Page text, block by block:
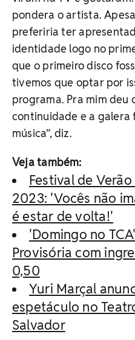
pondera o artista.
preferiria ter
identidade logo no
que o primeiro disco
tivemos que optar por
programa. Pra mim deu
continuidade e a galera
música”, diz.
Veja também:
Festival de
2023: 'Vocês não
é estar de volta!'
'Domingo no
Provisória com
0,50
Yuri Marçal
espetáculo no
Salvador